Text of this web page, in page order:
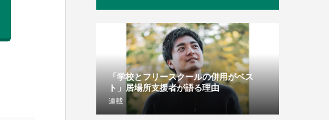
「学校とフリースクールの併用がベス
ト」居場所支援者が語る理由
連載